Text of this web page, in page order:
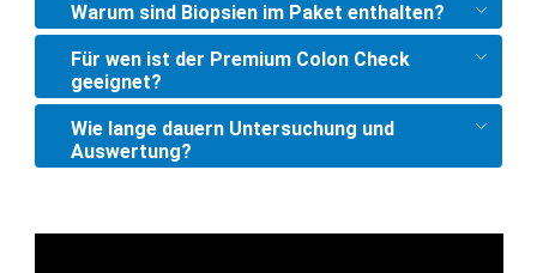
Warum sind Biopsien im Paket enthalten?
Für wen ist der Premium Colon Check
geeignet?
Wie lange dauern Untersuchung und
Auswertung?